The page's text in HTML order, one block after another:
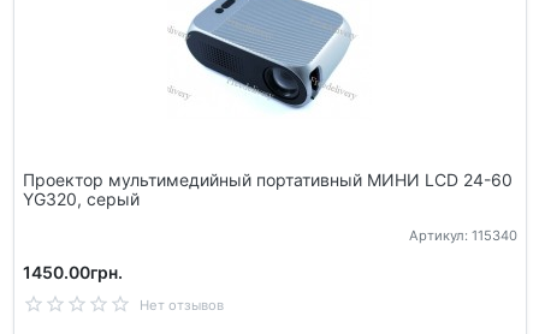
Проектор мультимедийный портативный МИНИ LCD 24-60
YG320, серый
Артикул: 115340
1450.00грн.
Нет отзывов